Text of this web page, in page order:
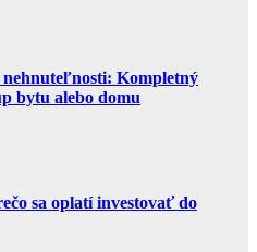
Kompletný
bytu alebo domu
sa oplatí investovať do